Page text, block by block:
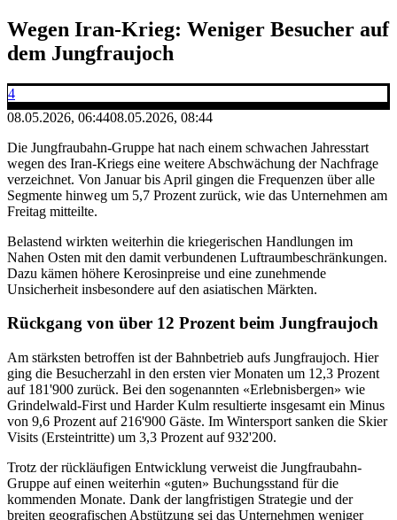
Wegen Iran-Krieg: Weniger Besucher auf
dem Jungfraujoch
4
08.05.2026, 06:4408.05.2026, 08:44
Die Jungfraubahn-Gruppe hat nach einem schwachen Jahresstart
wegen des Iran-Kriegs eine weitere Abschwächung der Nachfrage
verzeichnet. Von Januar bis April gingen die Frequenzen über alle
Segmente hinweg um 5,7 Prozent zurück, wie das Unternehmen am
Freitag mitteilte.
Belastend wirkten weiterhin die kriegerischen Handlungen im
Nahen Osten mit den damit verbundenen Luftraumbeschränkungen.
Dazu kämen höhere Kerosinpreise und eine zunehmende
Unsicherheit insbesondere auf den asiatischen Märkten.
Rückgang von über 12 Prozent beim Jungfraujoch
Am stärksten betroffen ist der Bahnbetrieb aufs Jungfraujoch. Hier
ging die Besucherzahl in den ersten vier Monaten um 12,3 Prozent
auf 181'900 zurück. Bei den sogenannten «Erlebnisbergen» wie
Grindelwald-First und Harder Kulm resultierte insgesamt ein Minus
von 9,6 Prozent auf 216'900 Gäste. Im Wintersport sanken die Skier
Visits (Ersteintritte) um 3,3 Prozent auf 932'200.
Trotz der rückläufigen Entwicklung verweist die Jungfraubahn-
Gruppe auf einen weiterhin «guten» Buchungsstand für die
kommenden Monate. Dank der langfristigen Strategie und der
breiten geografischen Abstützung sei das Unternehmen weniger